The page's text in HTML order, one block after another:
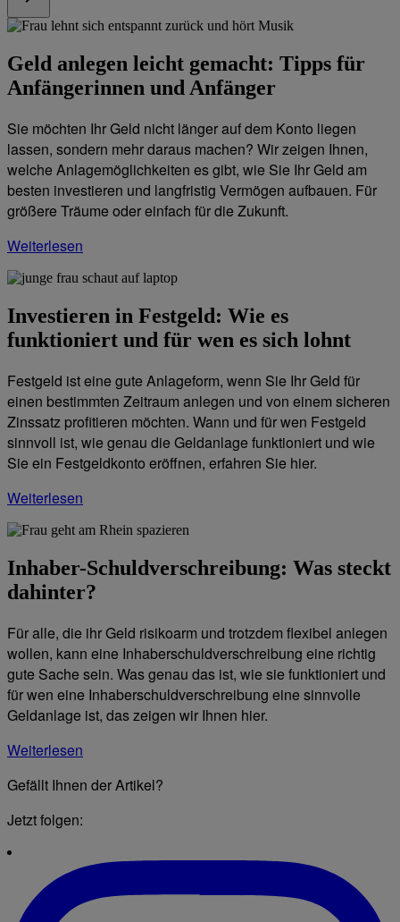
Geld anlegen leicht gemacht: Tipps für
Anfängerinnen und Anfänger
Sie möchten Ihr Geld nicht länger auf dem Konto liegen
lassen, sondern mehr daraus machen? Wir zeigen Ihnen,
welche Anlagemöglichkeiten es gibt, wie Sie Ihr Geld am
besten investieren und langfristig Vermögen aufbauen. Für
größere Träume oder einfach für die Zukunft.
Weiterlesen
Investieren in Festgeld: Wie es
funktioniert und für wen es sich lohnt
Festgeld ist eine gute Anlageform, wenn Sie Ihr Geld für
einen bestimmten Zeitraum anlegen und von einem sicheren
Zinssatz profitieren möchten. Wann und für wen Festgeld
sinnvoll ist, wie genau die Geldanlage funktioniert und wie
Sie ein Festgeldkonto eröffnen, erfahren Sie hier.
Weiterlesen
Inhaber-Schuldverschreibung: Was steckt
dahinter?
Für alle, die ihr Geld risikoarm und trotzdem flexibel anlegen
wollen, kann eine Inhaberschuldverschreibung eine richtig
gute Sache sein. Was genau das ist, wie sie funktioniert und
für wen eine Inhaberschuldverschreibung eine sinnvolle
Geldanlage ist, das zeigen wir Ihnen hier.
Weiterlesen
Gefällt Ihnen der Artikel?
Jetzt folgen: